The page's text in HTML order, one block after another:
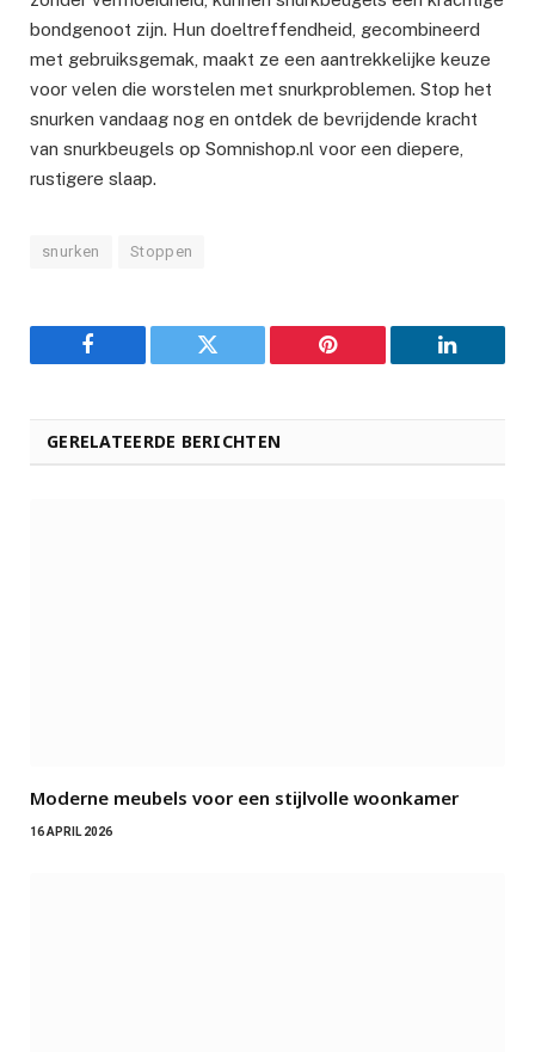
bondgenoot zijn. Hun doeltreffendheid, gecombineerd
met gebruiksgemak, maakt ze een aantrekkelijke keuze
voor velen die worstelen met snurkproblemen. Stop het
snurken vandaag nog en ontdek de bevrijdende kracht
van snurkbeugels op Somnishop.nl voor een diepere,
rustigere slaap.
snurken Stoppen
Facebook Twitter Pinterest LinkedIn
GERELATEERDE BERICHTEN
Moderne meubels voor een stijlvolle woonkamer
16 APRIL 2026